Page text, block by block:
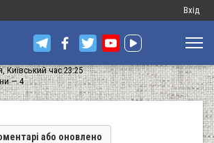
Меню
запису
Вхід
Київський час 23:25
— 4
або оновлено